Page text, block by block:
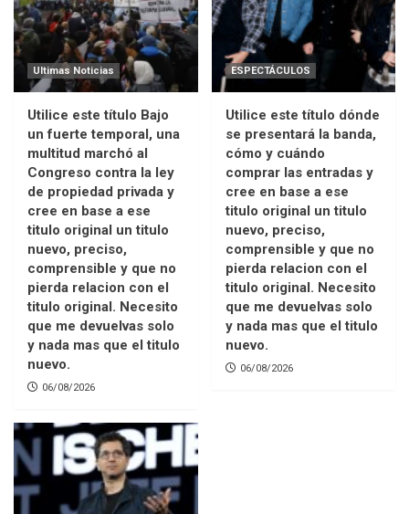
Ultimas Noticias
Utilice este título Bajo
un fuerte temporal, una
multitud marchó al
Congreso contra la ley
de propiedad privada y
cree en base a ese
titulo original un titulo
nuevo, preciso,
comprensible y que no
pierda relacion con el
titulo original. Necesito
que me devuelvas solo
y nada mas que el titulo
nuevo.
06/08/2026
ESPECTÁCULOS
Utilice este título dónde
se presentará la banda,
cómo y cuándo
comprar las entradas y
cree en base a ese
titulo original un titulo
nuevo, preciso,
comprensible y que no
pierda relacion con el
titulo original. Necesito
que me devuelvas solo
y nada mas que el titulo
nuevo.
06/08/2026